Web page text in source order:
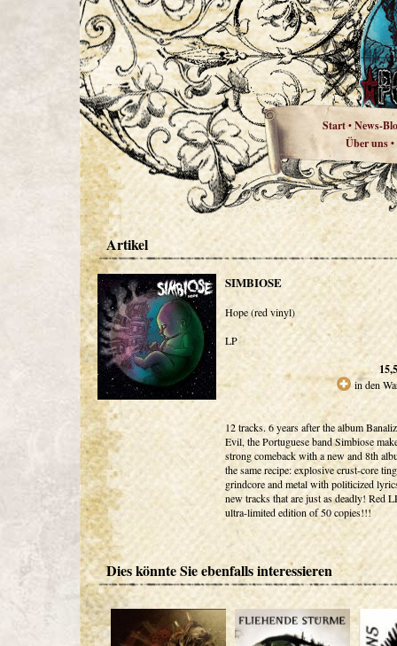
Start•News-
Über uns•
Artikel
SIMBIOSE
Hope (red vinyl)
LP
in den
12 tracks. 6 years after the album
Evil, the Portuguese band Simbiose
strong comeback with a new and 8th
the same recipe: explosive crust-core
grindcore and metal with politicized
new tracks that are just as deadly! Red
ultra-limited edition of 50 copies!!!
Dies könnte Sie ebenfalls interessieren